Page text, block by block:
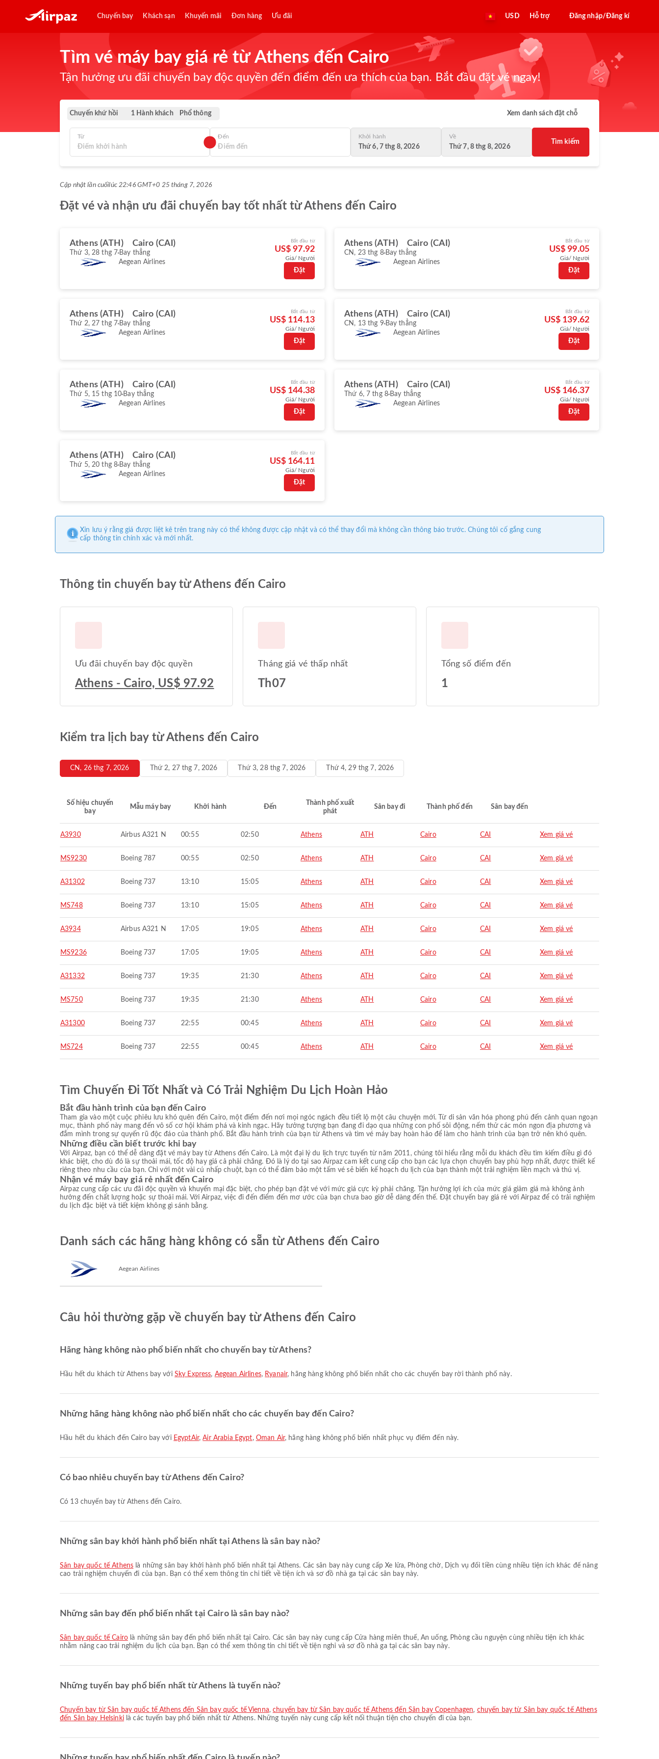
Chuyến bay Khách sạn Khuyến mãi Đơn hàng Ưu đãi USD Hỗ trợ Đăng nhập/Đăng kí
Tìm vé máy bay giá rẻ từ Athens đến Cairo
Tận hưởng ưu đãi chuyến bay độc quyền đến điểm đến ưa thích của bạn. Bắt đầu đặt vé ngay!
Chuyến khứ hồi 1 Hành khách Phổ thông Xem danh sách đặt chỗ
Từ Đến Khởi hành
Thứ 6, 7 thg 8, 2026
Về
Thứ 7, 8 thg 8, 2026
Tìm kiếm
Cập nhật lần cuốilúc 22:46 GMT+0 25 tháng 7, 2026
Đặt vé và nhận ưu đãi chuyến bay tốt nhất từ Athens đến Cairo
Athens (ATH) Cairo (CAI)
Thứ 3, 28 thg 7 Bay thẳng
Aegean Airlines
Bắt đầu từ
US$ 97.92
Giá/ Người
Đặt
Athens (ATH) Cairo (CAI)
CN, 23 thg 8 Bay thẳng
Aegean Airlines
Bắt đầu từ
US$ 99.05
Giá/ Người
Đặt
Athens (ATH) Cairo (CAI)
Thứ 2, 27 thg 7 Bay thẳng
Aegean Airlines
Bắt đầu từ
US$ 114.13
Giá/ Người
Đặt
Athens (ATH) Cairo (CAI)
CN, 13 thg 9 Bay thẳng
Aegean Airlines
Bắt đầu từ
US$ 139.62
Giá/ Người
Đặt
Athens (ATH) Cairo (CAI)
Thứ 5, 15 thg 10 Bay thẳng
Aegean Airlines
Bắt đầu từ
US$ 144.38
Giá/ Người
Đặt
Athens (ATH) Cairo (CAI)
Thứ 6, 7 thg 8 Bay thẳng
Aegean Airlines
Bắt đầu từ
US$ 146.37
Giá/ Người
Đặt
Athens (ATH) Cairo (CAI)
Thứ 5, 20 thg 8 Bay thẳng
Aegean Airlines
Bắt đầu từ
US$ 164.11
Giá/ Người
Đặt
Xin lưu ý rằng giá được liệt kê trên trang này có thể không được cập nhật và có thể thay đổi mà không cần thông báo trước. Chúng tôi cố gắng cung
cấp thông tin chính xác và mới nhất.
Thông tin chuyến bay từ Athens đến Cairo
Ưu đãi chuyến bay độc quyền
Athens - Cairo, US$ 97.92
Tháng giá vé thấp nhất
Th07
Tổng số điểm đến
1
Kiểm tra lịch bay từ Athens đến Cairo
CN, 26 thg 7, 2026 Thứ 2, 27 thg 7, 2026 Thứ 3, 28 thg 7, 2026 Thứ 4, 29 thg 7, 2026
Số hiệu chuyến
bay
Mẫu máy bay Khởi hành Đến
Thành phố xuất
phát
Sân bay đi Thành phố đến Sân bay đến
A3930 Airbus A321 N 00:55 02:50 Athens ATH Cairo CAI Xem giá vé
MS9230 Boeing 787 00:55 02:50 Athens ATH Cairo CAI Xem giá vé
A31302 Boeing 737 13:10 15:05 Athens ATH Cairo CAI Xem giá vé
MS748 Boeing 737 13:10 15:05 Athens ATH Cairo CAI Xem giá vé
A3934 Airbus A321 N 17:05 19:05 Athens ATH Cairo CAI Xem giá vé
MS9236 Boeing 737 17:05 19:05 Athens ATH Cairo CAI Xem giá vé
A31332 Boeing 737 19:35 21:30 Athens ATH Cairo CAI Xem giá vé
MS750 Boeing 737 19:35 21:30 Athens ATH Cairo CAI Xem giá vé
A31300 Boeing 737 22:55 00:45 Athens ATH Cairo CAI Xem giá vé
MS724 Boeing 737 22:55 00:45 Athens ATH Cairo CAI Xem giá vé
Tìm Chuyến Đi Tốt Nhất và Có Trải Nghiệm Du Lịch Hoàn Hảo
Bắt đầu hành trình của bạn đến Cairo
Tham gia vào một cuộc phiêu lưu khó quên đến Cairo, một điểm đến nơi mọi ngóc ngách đều tiết lộ một câu chuyện mới. Từ di sản văn hóa phong phú đến cảnh quan ngoạn
mục, thành phố này mang đến vô số cơ hội khám phá và kinh ngạc. Hãy tưởng tượng bạn đang đi dạo qua những con phố sôi động, nếm thử các món ngon địa phương và
đắm mình trong sự quyến rũ độc đáo của thành phố. Bắt đầu hành trình của bạn từ Athens và tìm vé máy bay hoàn hảo để làm cho hành trình của bạn trở nên khó quên.
Những điều cần biết trước khi bay
Với Airpaz, bạn có thể dễ dàng đặt vé máy bay từ Athens đến Cairo. Là một đại lý du lịch trực tuyến từ năm 2011, chúng tôi hiểu rằng mỗi du khách đều tìm kiếm điều gì đó
khác biệt, cho dù đó là sự thoải mái, tốc độ hay giá cả phải chăng. Đó là lý do tại sao Airpaz cam kết cung cấp cho bạn các lựa chọn chuyến bay phù hợp nhất, được thiết kế
riêng theo nhu cầu của bạn. Chỉ với một vài cú nhấp chuột, bạn có thể đảm bảo một tấm vé sẽ biến kế hoạch du lịch của bạn thành một trải nghiệm liền mạch và thú vị.
Nhận vé máy bay giá rẻ nhất đến Cairo
Airpaz cung cấp các ưu đãi độc quyền và khuyến mại đặc biệt, cho phép bạn đặt vé với mức giá cực kỳ phải chăng. Tận hưởng lợi ích của mức giá giảm giá mà không ảnh
hưởng đến chất lượng hoặc sự thoải mái. Với Airpaz, việc đi đến điểm đến mơ ước của bạn chưa bao giờ dễ dàng đến thế. Đặt chuyến bay giá rẻ với Airpaz để có trải nghiệm
du lịch đặc biệt và tiết kiệm không gì sánh bằng.
Danh sách các hãng hàng không có sẵn từ Athens đến Cairo
Aegean Airlines
Câu hỏi thường gặp về chuyến bay từ Athens đến Cairo
Hãng hàng không nào phổ biến nhất cho chuyến bay từ Athens?
Hầu hết du khách từ Athens bay với Sky Express, Aegean Airlines, Ryanair, hãng hàng không phổ biến nhất cho các chuyến bay rời thành phố này.
Những hãng hàng không nào phổ biến nhất cho các chuyến bay đến Cairo?
Hầu hết du khách đến Cairo bay với EgyptAir,Air Arabia Egypt, Oman Air, hãng hàng không phổ biến nhất phục vụ điểm đến này.
Có bao nhiêu chuyến bay từ Athens đến Cairo?
Có 13 chuyến bay từ Athens đến Cairo.
Những sân bay khởi hành phổ biến nhất tại Athens là sân bay nào?
Sân bay quốc tế Athens là những sân bay khởi hành phổ biến nhất tại Athens. Các sân bay này cung cấp Xe lửa, Phòng chờ, Dịch vụ đổi tiền cùng nhiều tiện ích khác để nâng
cao trải nghiệm chuyến đi của bạn. Bạn có thể xem thông tin chi tiết về tiện ích và sơ đồ nhà ga tại các sân bay này.
Những sân bay đến phổ biến nhất tại Cairo là sân bay nào?
Sân bay quốc tế Cairolà những sân bay đến phổ biến nhất tại Cairo. Các sân bay này cung cấp Cửa hàng miễn thuế, Ăn uống, Phòng cầu nguyện cùng nhiều tiện ích khác
nhằm nâng cao trải nghiệm du lịch của bạn. Bạn có thể xem thông tin chi tiết về tiện nghi và sơ đồ nhà ga tại các sân bay này.
Những tuyến bay phổ biến nhất từ Athens là tuyến nào?
chuyến bay từ Sân bay quốc tế Athens đến Sân bay quốc tế Vienna,chuyến bay từ Sân bay quốc tế Athens đến Sân bay Copenhagen, chuyến bay từ Sân bay quốc tế Athens
đến Sân bay Helsinkilà các tuyến bay phổ biến nhất từ Athens. Những tuyến này cung cấp kết nối thuận tiện cho chuyến đi của bạn.